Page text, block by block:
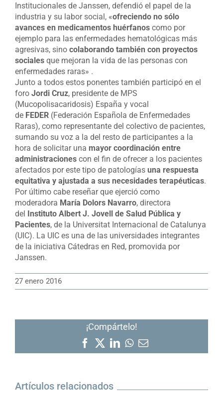
Institucionales de Janssen, defendió el papel de la
industria y su labor social, «ofreciendo no sólo
avances en medicamentos huérfanos como por
ejemplo para las enfermedades hematológicas más
agresivas, sino colaborando también con proyectos
sociales que mejoran la vida de las personas con
enfermedades raras» .
Junto a todos estos ponentes también participó en el
foro Jordi Cruz, presidente de MPS
(Mucopolisacaridosis) España y vocal
de FEDER (Federación Española de Enfermedades
Raras), como representante del colectivo de pacientes,
sumando su voz a la del resto de participantes a la
hora de solicitar una mayor coordinación entre
administraciones con el fin de ofrecer a los pacientes
afectados por este tipo de patologías una respuesta
equitativa y ajustada a sus necesidades terapéuticas.
Por último cabe reseñar que ejerció como
moderadora María Dolors Navarro, directora
del Instituto Albert J. Jovell de Salud Pública y
Pacientes, de la Universitat Internacional de Catalunya
(UIC). La UIC es una de las universidades integrantes
de la iniciativa Cátedras en Red, promovida por
Janssen.
27 enero 2016
¡Compártelo!
Facebook
X LinkedIn
WhatsApp
Correo
electrónico
Artículos relacionados